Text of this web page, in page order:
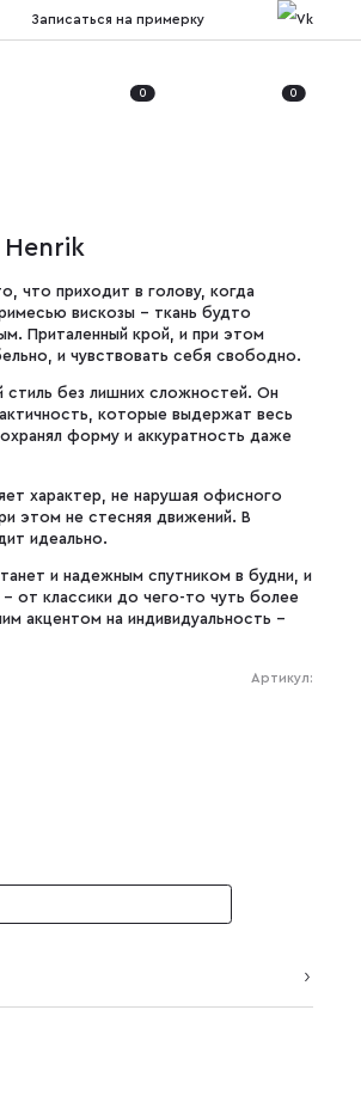
Записаться на примерку
0 0
что приходит в голову, когда
вискозы - ткань будто
Приталенный крой, и при этом
и чувствовать себя свободно.
стиль без лишних сложностей. Он
которые выдержат весь
форму и аккуратность даже
характер, не нарушая офисного
этом не стесняя движений. В
идеально.
и надежным спутником в будни, и
от классики до чего-то чуть более
акцентом на индивидуальность -
Артикул: